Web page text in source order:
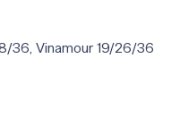
36, Vinamour 19/26/36